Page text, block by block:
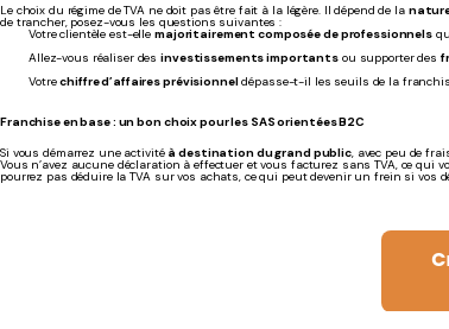
Le choix du régime de TVA ne doit pas être fait à la légère. Il dépend de la
de trancher, posez-vous les questions suivantes :
Votre clientèle est-elle majoritairement composée de professionnels
Allez-vous réaliser desinvestissements importants ou supporter des
Votrechiffre d’affaires prévisionneldépasse-t-il les seuils de la
Franchise en base : un bon choix pour les SAS orientées B2C
Si vous démarrez une activité à destination du grand public, avec peu de
Vous n’avez aucune déclaration à effectuer et vous facturez sans TVA, ce qui
pourrez pas déduire la TVA sur vos achats, ce qui peut devenir un frein si vos